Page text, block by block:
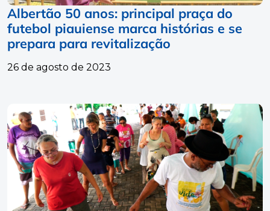
Albertão 50 anos: principal praça do
futebol piauiense marca histórias e se
prepara para revitalização
26 de agosto de 2023